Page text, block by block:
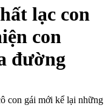
lạc con
con
đường
con gái mới kể lại những